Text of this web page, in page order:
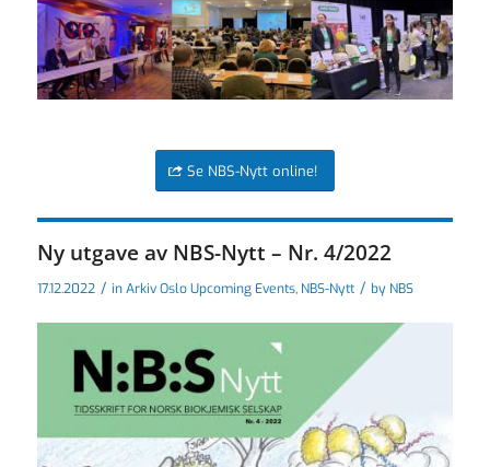
Se NBS-Nytt online!
Ny utgave av NBS-Nytt – Nr. 4/2022
17.12.2022 / inArkiv Oslo Upcoming Events, NBS-Nytt / by NBS